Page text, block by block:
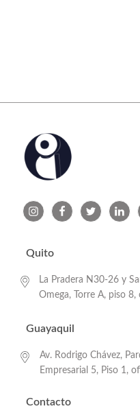
Quito
La Pradera N30-26 y
Omega, Torre A, piso
Guayaquil
Av. Rodrigo Chávez,
Empresarial 5, Piso 1,
Contacto